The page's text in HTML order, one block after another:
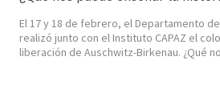
El 17 y 18 de febrero, el Departamento
realizó junto con el Instituto CAPAZ el
liberación de Auschwitz-Birkenau. ¿Qué